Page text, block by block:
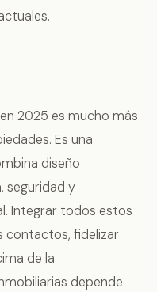
2025 es mucho más
Es una
diseño
seguridad y
Integrar todos estos
contactos, fidelizar
de la
depende